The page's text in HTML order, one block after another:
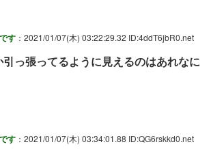
す ：2021/01/07(木) 03:22:29.32 ID:4ddT6jbR0.net
っ張ってるように見えるのはあれなに
す ：2021/01/07(木) 03:34:01.88 ID:QG6rskkd0.net